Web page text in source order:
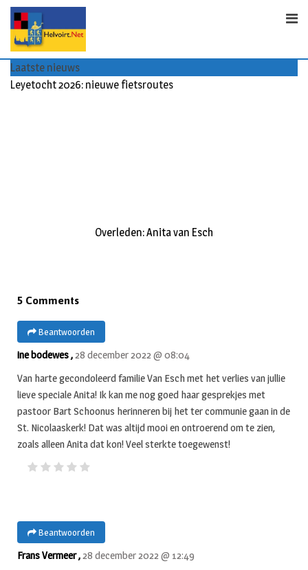
p
Laatste nieuws
Leyetocht 2026: nieuwe fietsroutes
Overleden: Anita van Esch
5 Comments
Beantwoorden
ine bodewes ,28 december 2022 @ 08:04
Van harte gecondoleerd familie Van Esch met het verlies van jullie
lieve speciale Anita! Ik kan me nog goed haar gesprekjes met
pastoor Bart Schoonus herinneren bij het ter communie gaan in de
St. Nicolaaskerk! Dat was altijd mooi en ontroerend om te zien,
zoals alleen Anita dat kon! Veel sterkte toegewenst!
Beantwoorden
Frans Vermeer ,28 december 2022 @ 12:49